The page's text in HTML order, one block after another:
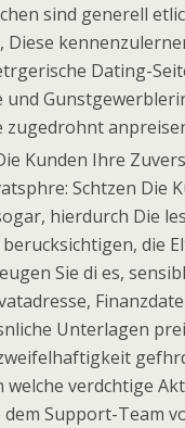
sind generell
Diese
Dating-
und
zugedrohnt
Kunden Ihre
Schtzen Die
hierdurch Die
die
Sie di es,
Unterlagen
welche verdchtige
Support-Team